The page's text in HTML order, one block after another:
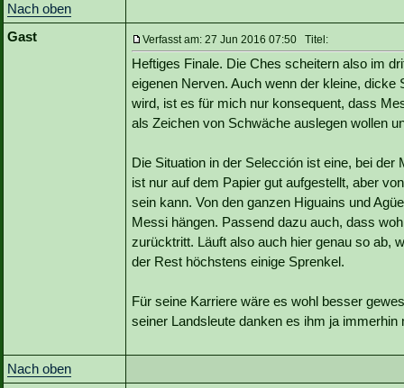
Nach oben
Gast
Verfasst am: 27 Jun 2016 07:50 Titel:
Heftiges Finale. Die Ches scheitern also im
eigenen Nerven. Auch wenn der kleine,
wird, ist es für mich nur konsequent, dass
als Zeichen von Schwäche auslegen wollen
Die Situation in der Selección ist eine, bei
ist nur auf dem Papier gut aufgestellt, aber
sein kann. Von den ganzen Higuains und
Messi hängen. Passend dazu auch, dass
zurücktritt. Läuft also auch hier genau so ab,
der Rest höchstens einige Sprenkel.
Für seine Karriere wäre es wohl besser
seiner Landsleute danken es ihm ja
Nach oben